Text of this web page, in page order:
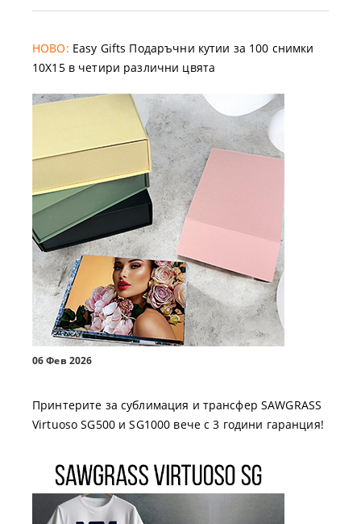
НОВО: Easy Gifts Подаръчни кутии за 100 снимки
10X15 в четири различни цвята
06 Фев 2026
Принтерите за сублимация и трансфер SAWGRASS
Virtuoso SG500 и SG1000 вече с 3 години гаранция!